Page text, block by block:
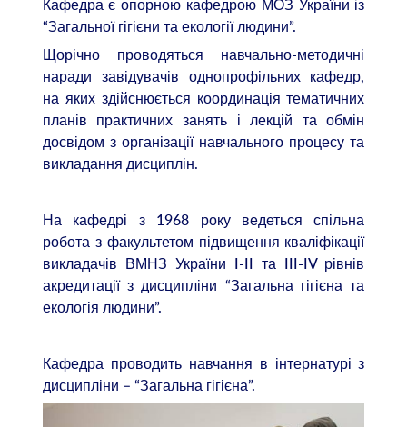
Кафедра є опорною кафедрою МОЗ України із
“Загальної гігієни та екології людини”.
Щорічно проводяться навчально-методичні
наради завідувачів однопрофільних кафедр,
на яких здійснюється координація тематичних
планів практичних занять і лекцій та обмін
досвідом з організації навчального процесу та
викладання дисциплін.
На кафедрі з 1968 року ведеться спільна
робота з факультетом підвищення кваліфікації
викладачів ВМНЗ України I-II та III-IV рівнів
акредитації з дисципліни “Загальна гігієна та
екологія людини”.
Кафедра проводить навчання в інтернатурі з
дисципліни – “Загальна гігієна”.